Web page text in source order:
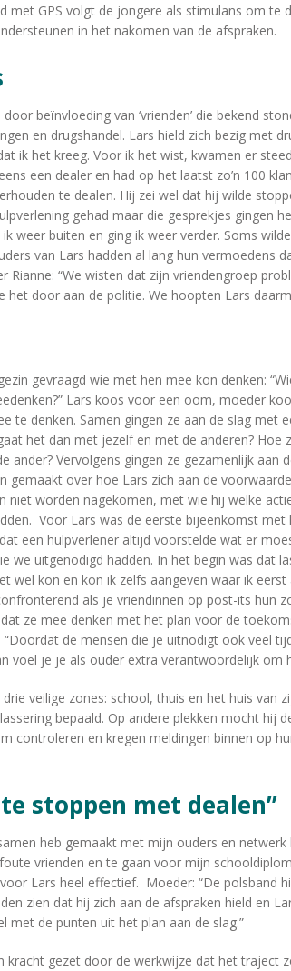
met GPS volgt de jongere als stimulans om te
in het nakomen van de afspraken.
beïnvloeding van ‘vrienden’ die bekend
en drugshandel. Lars hield zich bezig met
ik het kreeg. Voor ik het wist, kwamen er
een dealer en had op het laatst zo’n 100
te dealen. Hij zei wel dat hij wilde
gehad maar die gesprekjes gingen
weer buiten en ging ik weer verder. Soms
van Lars hadden al lang hun vermoedens
Rianne: “We wisten dat zijn vriendengroep
door aan de politie. We hoopten Lars
gevraagd wie met hen mee kon denken:
Lars koos voor een oom, moeder
te denken. Samen gingen ze aan de slag met
het dan met jezelf en met de anderen? Hoe
ander? Vervolgens gingen ze gezamenlijk aan
gemaakt over hoe Lars zich aan de
niet worden nagekomen, met wie hij welke
Voor Lars was de eerste bijeenkomst met
een hulpverlener altijd voorstelde wat er
we uitgenodigd hadden. In het begin was dat
wel kon en kon ik zelfs aangeven waar ik
als je vriendinnen op post-its hun
ze mee denken met het plan voor de
de mensen die je uitnodigt ook veel
voel je je als ouder extra verantwoordelijk om
veilige zones: school, thuis en het huis van
bepaald. Op andere plekken mocht hij
controleren en kregen meldingen binnen op
te stoppen met dealen”
heb gemaakt met mijn ouders en
vrienden en te gaan voor mijn
Lars heel effectief. Moeder: “De polsband
zien dat hij zich aan de afspraken hield en
met de punten uit het plan aan de slag.”
gezet door de werkwijze dat het traject